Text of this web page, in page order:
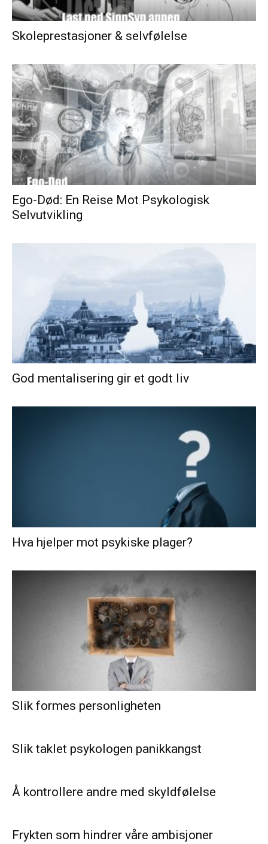
Skoleprestasjoner & selvfølelse
Ego-Død: En Reise Mot Psykologisk
Selvutvikling
God mentalisering gir et godt liv
Hva hjelper mot psykiske plager?
Slik formes personligheten
Slik taklet psykologen panikkangst
Å kontrollere andre med skyldfølelse
Frykten som hindrer våre ambisjoner